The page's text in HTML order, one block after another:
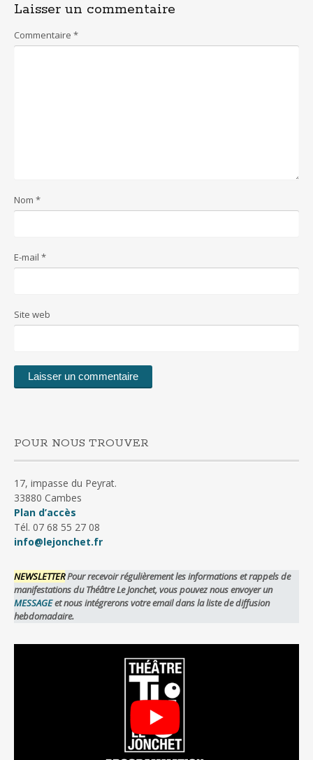
Laisser un commentaire
Commentaire *
Nom *
E-mail *
Site web
POUR NOUS TROUVER
17, impasse du Peyrat.
33880 Cambes
Plan d’accès
Tél. 07 68 55 27 08
info@lejonchet.fr
NEWSLETTERPour recevoir régulièrement les informations et rappels de
manifestations du Théâtre Le Jonchet, vous pouvez nous envoyer un
MESSAGEet nous intégrerons votre email dans la liste de diffusion
hebdomadaire.